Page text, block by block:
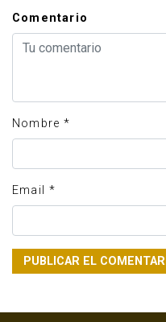
Comentario
Nombre *
Email *